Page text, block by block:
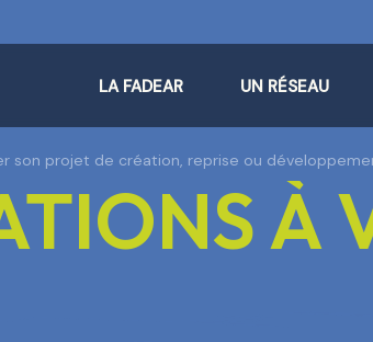
LA FADEAR UN RÉSEAU
son projet de création, reprise ou
À